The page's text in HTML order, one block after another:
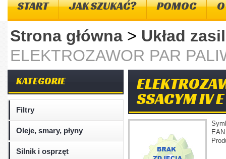
START JAK SZUKAĆ? POMOC
Strona główna > Układ
ELEKTROZAWOR PAR
KATEGORIE
Filtry
Oleje, smary, płyny
Silnik i osprzęt
SSACYM IV E